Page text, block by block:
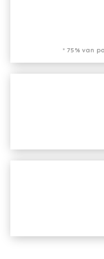
* 75% van